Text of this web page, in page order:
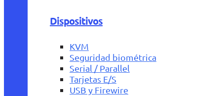
Dispositivos
KVM
Seguridad biométrica
Serial / Parallel
Tarjetas E/S
USB y Firewire